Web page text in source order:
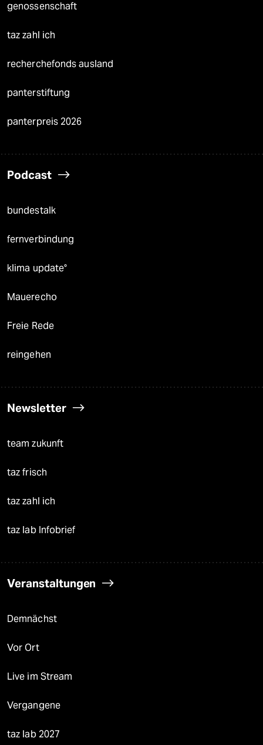
genossenschaft
taz zahl ich
recherchefonds ausland
panterstiftung
panterpreis 2026
Podcast
bundestalk
fernverbindung
klima update°
Mauerecho
Freie Rede
reingehen
Newsletter
team zukunft
taz frisch
taz zahl ich
taz lab Infobrief
Veranstaltungen
Demnächst
Vor Ort
Live im Stream
Vergangene
taz lab 2027